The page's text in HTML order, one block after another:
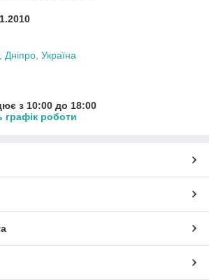
Україна
з 10:00 до 18:00
графік роботи